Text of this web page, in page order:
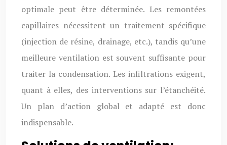
optimale peut être déterminée. Les remontées
capillaires nécessitent un traitement spécifique
(injection de résine, drainage, etc.), tandis qu’une
meilleure ventilation est souvent suffisante pour
traiter la condensation. Les infiltrations exigent,
quant à elles, des interventions sur l’étanchéité.
Un plan d’action global et adapté est donc
indispensable.